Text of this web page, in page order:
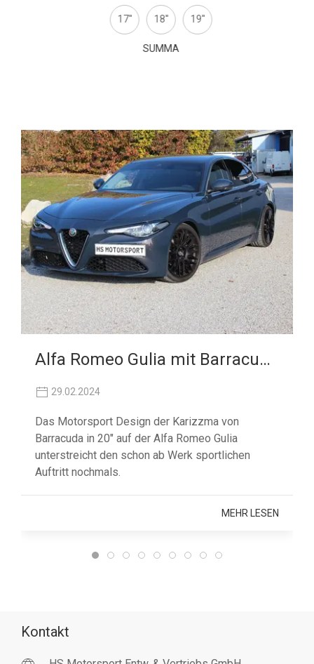
17'' 18'' 19''
SUMMA
Alfa Romeo Gulia mit Barracuda Karizzma
29.02.2024
Das Motorsport Design der Karizzma von
Barracuda in 20" auf der Alfa Romeo Gulia
unterstreicht den schon ab Werk sportlichen
Auftritt nochmals.
MEHR LESEN
Kontakt